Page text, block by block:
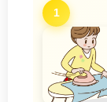
1